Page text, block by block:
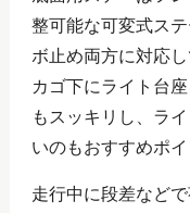
整可能な可変式ス
ボ止め両方に対応し
カゴ下にライト台
もスッキリし、ラ
いのもおすすめポイ
走行中に段差など